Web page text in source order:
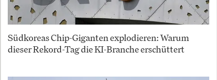
Südkoreas Chip-Giganten explodieren: Warum
dieser Rekord-Tag die KI-Branche erschüttert